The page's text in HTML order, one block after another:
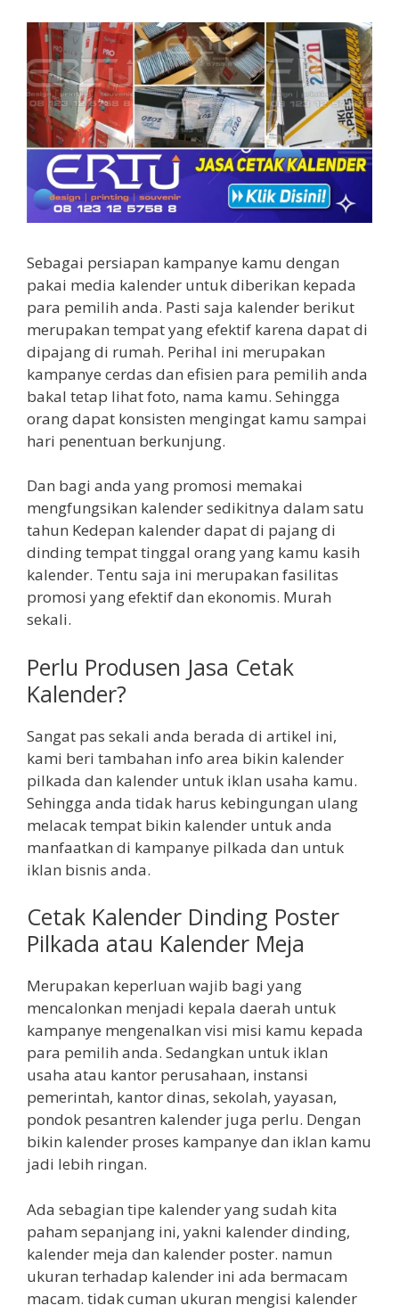
Sebagai persiapan kampanye kamu dengan
pakai media kalender untuk diberikan kepada
para pemilih anda. Pasti saja kalender berikut
merupakan tempat yang efektif karena dapat di
dipajang di rumah. Perihal ini merupakan
kampanye cerdas dan efisien para pemilih anda
bakal tetap lihat foto, nama kamu. Sehingga
orang dapat konsisten mengingat kamu sampai
hari penentuan berkunjung.
Dan bagi anda yang promosi memakai
mengfungsikan kalender sedikitnya dalam satu
tahun Kedepan kalender dapat di pajang di
dinding tempat tinggal orang yang kamu kasih
kalender. Tentu saja ini merupakan fasilitas
promosi yang efektif dan ekonomis. Murah
sekali.
Perlu Produsen Jasa Cetak
Kalender?
Sangat pas sekali anda berada di artikel ini,
kami beri tambahan info area bikin kalender
pilkada dan kalender untuk iklan usaha kamu.
Sehingga anda tidak harus kebingungan ulang
melacak tempat bikin kalender untuk anda
manfaatkan di kampanye pilkada dan untuk
iklan bisnis anda.
Cetak Kalender Dinding Poster
Pilkada atau Kalender Meja
Merupakan keperluan wajib bagi yang
mencalonkan menjadi kepala daerah untuk
kampanye mengenalkan visi misi kamu kepada
para pemilih anda. Sedangkan untuk iklan
usaha atau kantor perusahaan, instansi
pemerintah, kantor dinas, sekolah, yayasan,
pondok pesantren kalender juga perlu. Dengan
bikin kalender proses kampanye dan iklan kamu
jadi lebih ringan.
Ada sebagian tipe kalender yang sudah kita
paham sepanjang ini, yakni kalender dinding,
kalender meja dan kalender poster. namun
ukuran terhadap kalender ini ada bermacam
macam. tidak cuman ukuran mengisi kalender